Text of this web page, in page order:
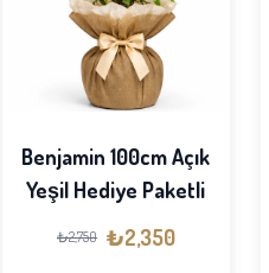
Benjamin 100cm Açık
Yeşil Hediye Paketli
₺2,750 ₺2,350